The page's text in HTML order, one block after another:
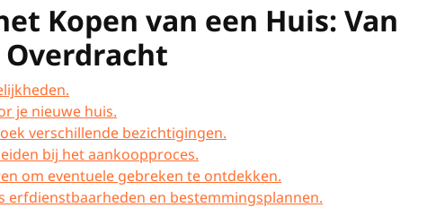
Kopen van een Huis: Van
je nieuwe huis.
verschillende bezichtigingen.
bij het aankoopproces.
om eventuele gebreken te ontdekken.
erfdienstbaarheden en bestemmingsplannen.